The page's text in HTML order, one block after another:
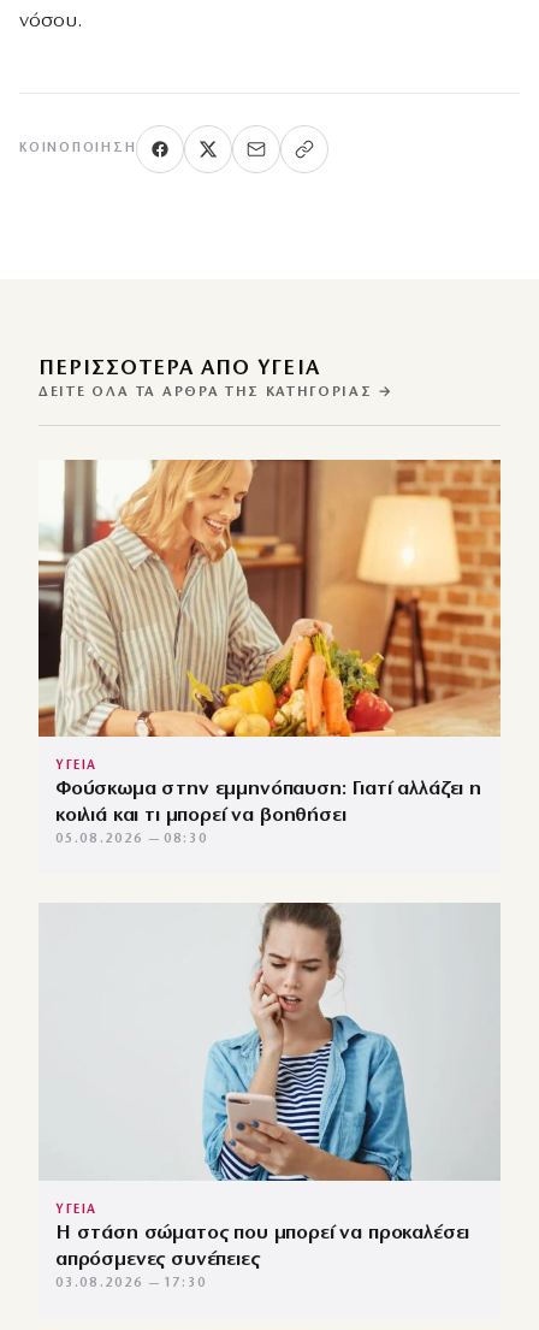
νόσου.
ΚΟΙΝΟΠΟΊΗΣΗ
ΠΕΡΙΣΣΌΤΕΡΑ ΑΠΌ ΥΓΕΙΑ
ΔΕΊΤΕ ΌΛΑ ΤΑ ΆΡΘΡΑ ΤΗΣ ΚΑΤΗΓΟΡΊΑΣ →
ΥΓΕΙΑ
Φούσκωμα στην εμμηνόπαυση: Γιατί αλλάζει η
κοιλιά και τι μπορεί να βοηθήσει
05.08.2026 — 08:30
ΥΓΕΙΑ
Η στάση σώματος που μπορεί να προκαλέσει
απρόσμενες συνέπειες
03.08.2026 — 17:30